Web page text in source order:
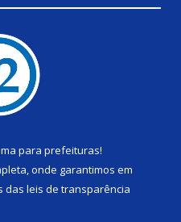
para prefeituras!
onde garantimos em
das leis de transparência